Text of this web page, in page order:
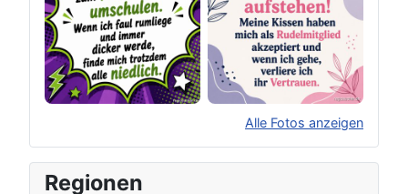
Alle Fotos anzeigen
Original herunterladen
Regionen